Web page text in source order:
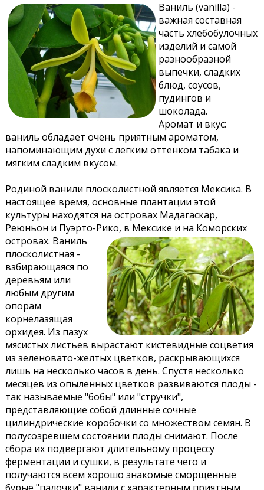
Ваниль (vanilla) -
важная составная
часть хлебобулочных
изделий и самой
разнообразной
выпечки, сладких
блюд, соусов,
пудингов и
шоколада.
Аромат и вкус:
ваниль обладает очень приятным ароматом,
напоминающим духи с легким оттенком табака и
мягким сладким вкусом.
Родиной ванили плосколистной является Мексика. В
настоящее время, основные плантации этой
культуры находятся на островах Мадагаскар,
Реюньон и Пуэрто-Рико, в Мексике и на Коморских
островах. Ваниль
плосколистная -
взбирающаяся по
деревьям или
любым другим
опорам
корнелазящая
орхидея. Из пазух
мясистых листьев вырастают кистевидные соцветия
из зеленовато-желтых цветков, раскрывающихся
лишь на несколько часов в день. Спустя несколько
месяцев из опыленных цветков развиваются плоды -
так называемые "бобы" или "стручки",
представляющие собой длинные сочные
цилиндрические коробочки со множеством семян. В
полусозревшем состоянии плоды снимают. После
сбора их подвергают длительному процессу
ферментации и сушки, в результате чего и
получаются всем хорошо знакомые сморщенные